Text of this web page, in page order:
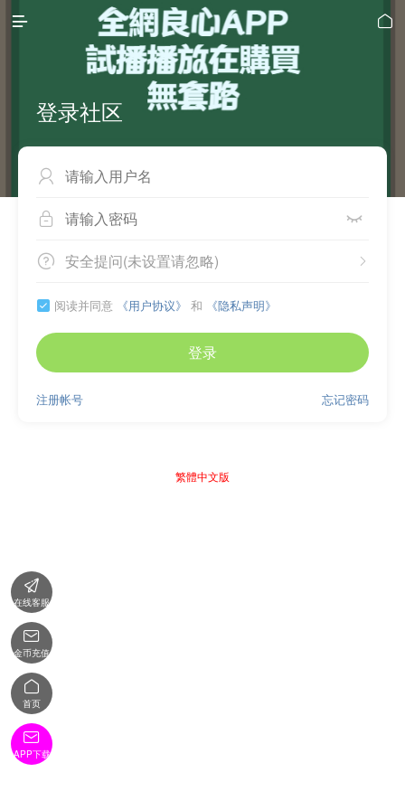
 
登录社区

 
 
安全提问(未设置请忽略)
 阅读并同意 《用户协议》 和 《隐私声明》
登录
忘记密码
注册帐号
繁體中文版

在线客服

金币充值

首页

APP下载